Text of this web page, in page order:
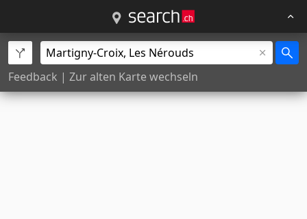
Feedback | Zur alten Karte wechseln